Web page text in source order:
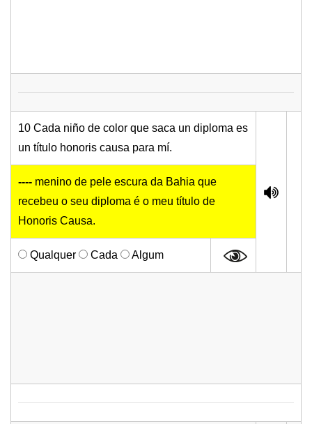
10 Cada niño de color que saca un diploma es
un título honoris causa para mí.
---- menino de pele escura da Bahia que
recebeu o seu diploma é o meu título de
Honoris Causa.
Qualquer Cada Algum